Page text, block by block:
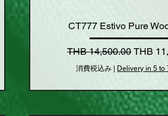
CT777 Estivo Pure
通常価格
THB 14,500.00 セール
THB
消費税込み | Delivery in 5 to